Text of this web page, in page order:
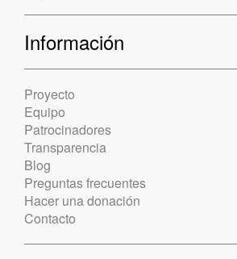
Información
Proyecto
Equipo
Patrocinadores
Transparencia
Blog
Preguntas frecuentes
Hacer una donación
Contacto